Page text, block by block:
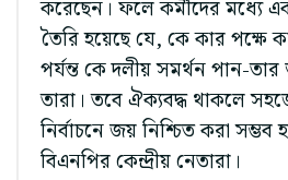
করেছেন। ফলে কর্মীদের মধ্যে
তৈরি হয়েছে যে, কে কার পক্ষে
পর্যন্ত কে দলীয় সমর্থন পান-
তারা। তবে ঐক্যবদ্ধ থাকলে
নির্বাচনে জয় নিশ্চিত করা
বিএনপির কেন্দ্রীয় নেতারা।